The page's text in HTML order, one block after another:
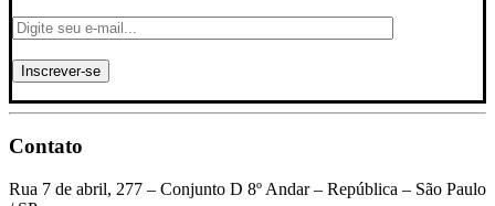
Contato
Rua 7 de abril, 277 – Conjunto D 8º Andar – República – São Paulo